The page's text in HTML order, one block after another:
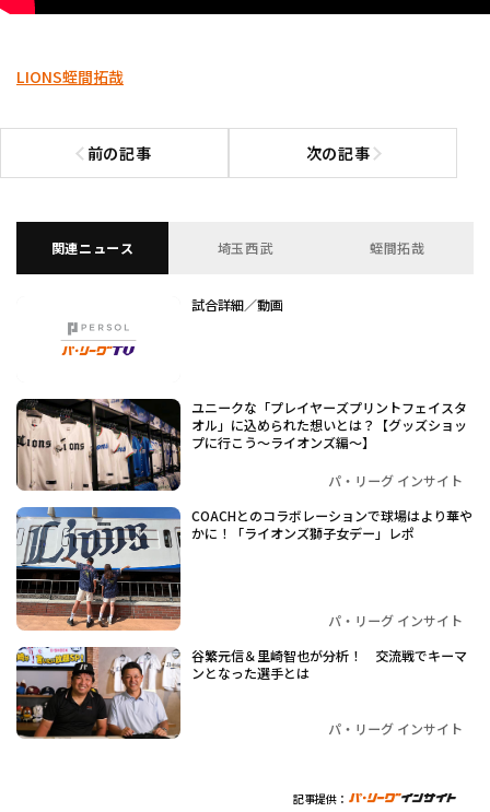
LIONS蛭間拓哉
前の記事
前の記事へ 次の記事次の記事へ
関連ニュース 埼玉西武 蛭間拓哉
試合詳細／動画
ユニークな「プレイヤーズプリントフェイスタ
オル」に込められた想いとは？【グッズショッ
プに行こう～ライオンズ編～】
パ・リーグ インサイト
COACHとのコラボレーションで球場はより華や
かに！「ライオンズ獅子女デー」レポ
パ・リーグ インサイト
谷繁元信＆里崎智也が分析！ 交流戦でキーマ
ンとなった選手とは
パ・リーグ インサイト
記事提供：